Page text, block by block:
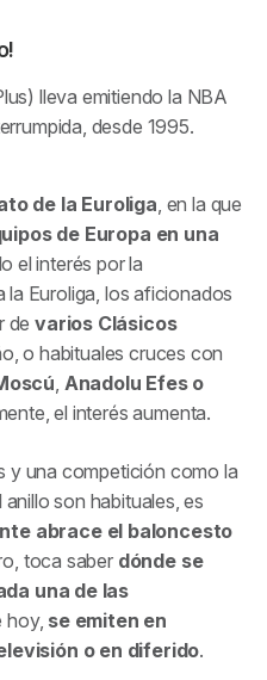
lleva emitiendo la NBA
desde 1995.
de la Euroliga , en la que
de Europa en una
el interés por la
Euroliga, los aficionados
devarios Clásicos
o habituales cruces con
Anadolu Efes o
el interés aumenta.
y una competición como la
son habituales, es
abrace el baloncesto
toca saber dónde se
una de las
hoy, se emiten en
o en diferido.